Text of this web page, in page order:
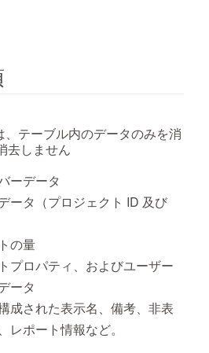
テーブル内のデータのみを消
去しません
ーデータ
ータ（プロジェクト ID 及び
の量
プロパティ、およびユーザー
ータ
成された表示名、備考、非表
レポート情報など。